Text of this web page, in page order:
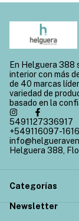
En Helguera 388
interior con más
de 40 marcas
variedad de
basado en la
5491127336917
+549116097-1616
Helguera 388,
Categorías
Newsletter